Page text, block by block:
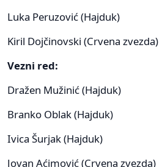
Luka Peruzović (Hajduk)
Kiril Dojčinovski (Crvena zvezda)
Vezni red:
Dražen Mužinić (Hajduk)
Branko Oblak (Hajduk)
Ivica Šurjak (Hajduk)
Jovan Aćimović (Crvena zvezda)